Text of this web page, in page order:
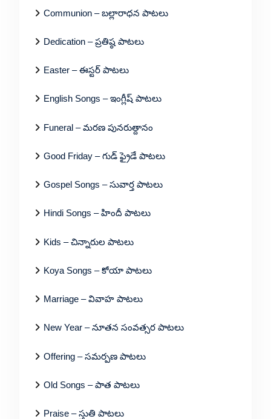
Communion – బల్లారాధన పాటలు
Dedication – ప్రతిష్ఠ పాటలు
Easter – ఈస్టర్ పాటలు
English Songs – ఇంగ్లీష్ పాటలు
Funeral – మరణ పునరుత్దానం
Good Friday – గుడ్ ఫ్రైడే పాటలు
Gospel Songs – సువార్త పాటలు
Hindi Songs – హిందీ పాటలు
Kids – చిన్నారుల పాటలు
Koya Songs – కోయా పాటలు
Marriage – వివాహ పాటలు
New Year – నూతన సంవత్సర పాటలు
Offering – సమర్పణ పాటలు
Old Songs – పాత పాటలు
Praise – స్తుతి పాటలు